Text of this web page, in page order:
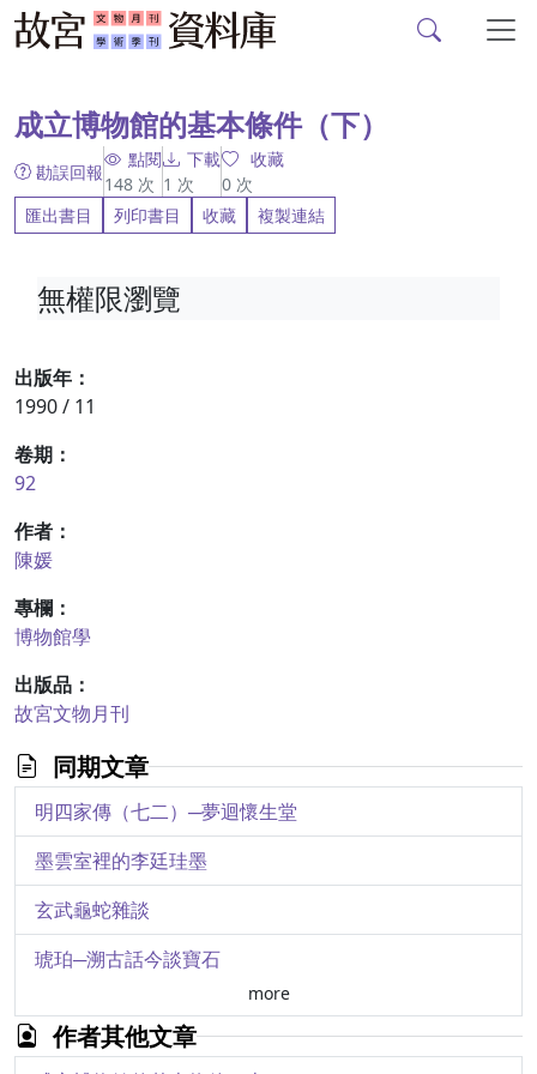
成立博物館的基本條件（下）
勘誤回報
點閱
148 次
下載
1 次
收藏
0 次
匯出書目
列印書目 收藏 複製連結
出版年：
1990 / 11
卷期：
92
作者：
陳媛
專欄：
博物館學
出版品：
故宮文物月刊
同期文章
明四家傳（七二）─夢迴懷生堂
墨雲室裡的李廷珪墨
玄武龜蛇雜談
琥珀─溯古話今談寶石
白雲堂捐贈書畫選介
more
作者其他文章
無權限瀏覽